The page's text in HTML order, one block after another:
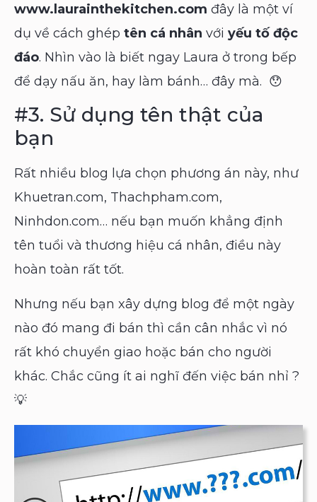
www.laurainthekitchen.com đây là một ví
dụ về cách ghép tên cá nhân với yếu tố độc
đáo. Nhìn vào là biết ngay Laura ở trong bếp
để dạy nấu ăn, hay làm bánh… đây mà. 😯
#3. Sử dụng tên thật của
bạn
Rất nhiều blog lựa chọn phương án này, như
Khuetran.com, Thachpham.com,
Ninhdon.com… nếu bạn muốn khẳng định
tên tuổi và thương hiệu cá nhân, điều này
hoàn toàn rất tốt.
Nhưng nếu bạn xây dựng blog để một ngày
nào đó mang đi bán thì cần cân nhắc vì nó
rất khó chuyển giao hoặc bán cho người
khác. Chắc cũng ít ai nghĩ đến việc bán nhỉ ?
💡